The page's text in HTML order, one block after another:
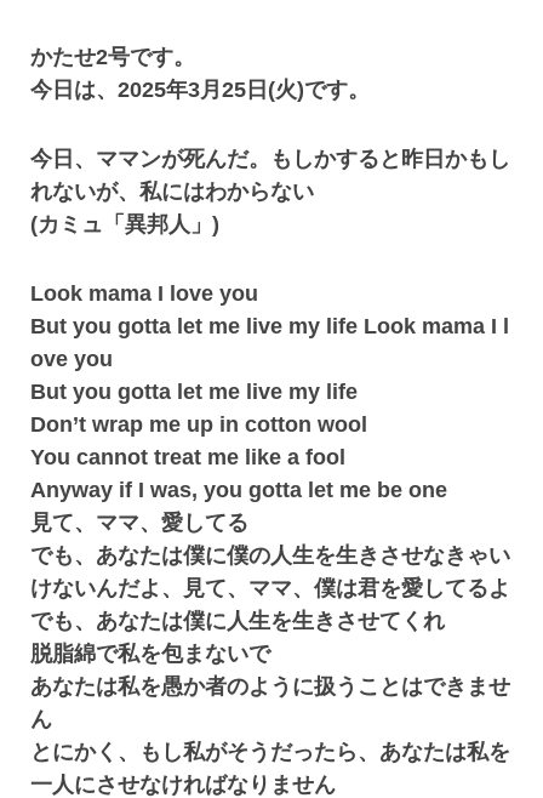
かたせ2号です。
今日は、2025年3月25日(火)です。
今日、ママンが死んだ。もしかすると昨日かもし
れないが、私にはわからない
(カミュ「異邦人」)
Look mama I love you
But you gotta let me live my life Look mama I l
ove you
But you gotta let me live my life
Don’t wrap me up in cotton wool
You cannot treat me like a fool
Anyway if I was, you gotta let me be one
見て、ママ、愛してる
でも、あなたは僕に僕の人生を生きさせなきゃい
けないんだよ、見て、ママ、僕は君を愛してるよ
でも、あなたは僕に人生を生きさせてくれ
脱脂綿で私を包まないで
あなたは私を愚か者のように扱うことはできませ
ん
とにかく、もし私がそうだったら、あなたは私を
一人にさせなければなりません